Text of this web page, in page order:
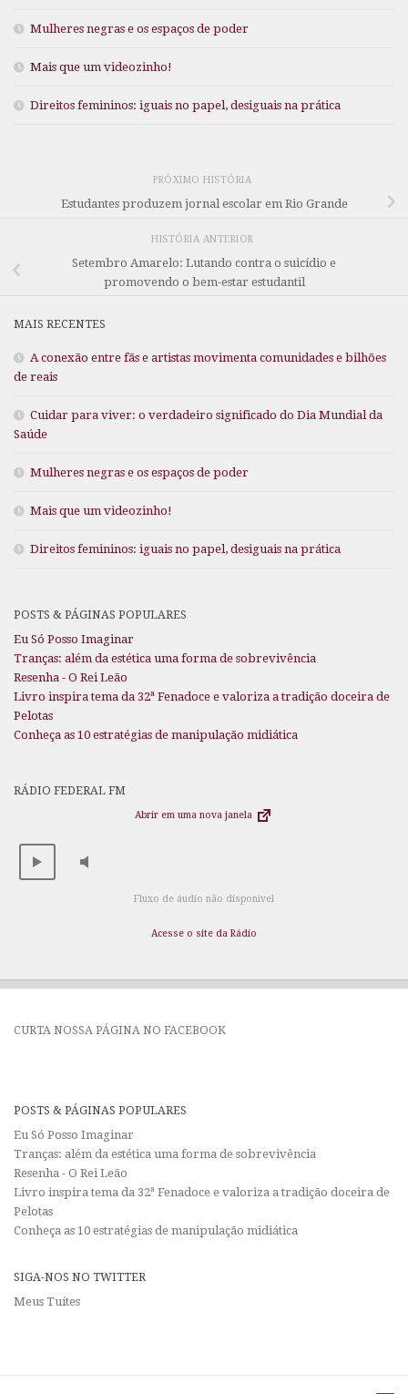
Mulheres negras e os espaços de poder
Mais que um videozinho!
Direitos femininos: iguais no papel, desiguais na prática
PRÓXIMO HISTÓRIA
Estudantes produzem jornal escolar em Rio Grande
HISTÓRIA ANTERIOR
Setembro Amarelo: Lutando contra o suicídio e
promovendo o bem-estar estudantil
MAIS RECENTES
A conexão entre fãs e artistas movimenta comunidades e bilhões
de reais
Cuidar para viver: o verdadeiro significado do Dia Mundial da
Saúde
Mulheres negras e os espaços de poder
Mais que um videozinho!
Direitos femininos: iguais no papel, desiguais na prática
POSTS & PÁGINAS POPULARES
Eu Só Posso Imaginar
Tranças: além da estética uma forma de sobrevivência
Resenha - O Rei Leão
Livro inspira tema da 32ª Fenadoce e valoriza a tradição doceira de
Pelotas
Conheça as 10 estratégias de manipulação midiática
RÁDIO FEDERAL FM
Abrir em uma nova janela
Fluxo de áudio não disponível
Acesse o site da Rádio
CURTA NOSSA PÁGINA NO FACEBOOK
POSTS & PÁGINAS POPULARES
Eu Só Posso Imaginar
Tranças: além da estética uma forma de sobrevivência
Resenha - O Rei Leão
Livro inspira tema da 32ª Fenadoce e valoriza a tradição doceira de
Pelotas
Conheça as 10 estratégias de manipulação midiática
SIGA-NOS NO TWITTER
Meus Tuítes